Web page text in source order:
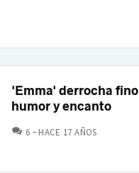
'Emma' derrocha fino
humor y encanto
6 COMENTARIOS
HACE 17 AÑOS